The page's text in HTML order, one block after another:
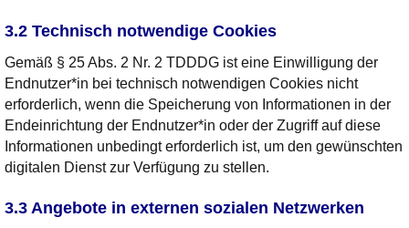
3.2 Technisch notwendige Cookies
Gemäß § 25 Abs. 2 Nr. 2 TDDDG ist eine Einwilligung der
Endnutzer*in bei technisch notwendigen Cookies nicht
erforderlich, wenn die Speicherung von Informationen in der
Endeinrichtung der Endnutzer*in oder der Zugriff auf diese
Informationen unbedingt erforderlich ist, um den gewünschten
digitalen Dienst zur Verfügung zu stellen.
3.3 Angebote in externen sozialen Netzwerken